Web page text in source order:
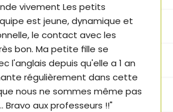
vivement Les petits
est jeune, dynamique et
le contact avec les
bon. Ma petite fille se
l'anglais depuis qu'elle a 1 an
régulièrement dans cette
nous ne sommes même pas
Bravo aux professeurs !!"